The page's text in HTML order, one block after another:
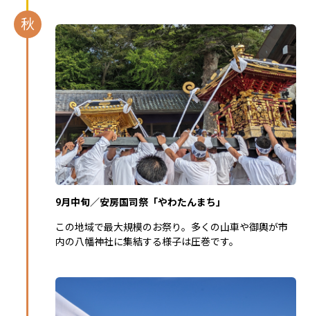
秋
9月中旬／安房国司祭「やわたんまち」
この地域で最大規模のお祭り。多くの山車や御輿が市
内の八幡神社に集結する様子は圧巻です。